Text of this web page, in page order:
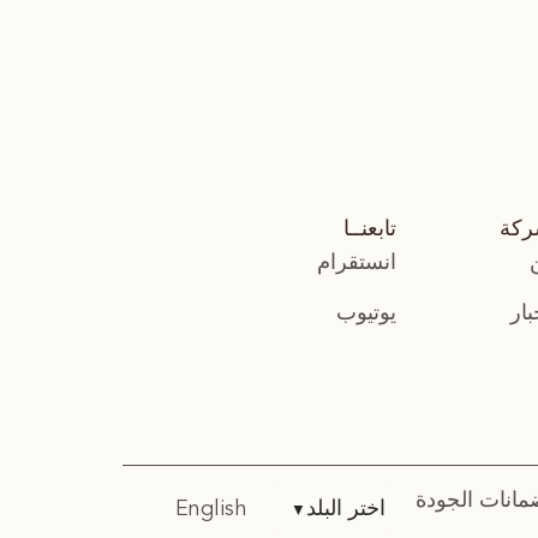
تابعنــا
انستقرام
يوتيوب
الجودة اختر البلد ▼
English